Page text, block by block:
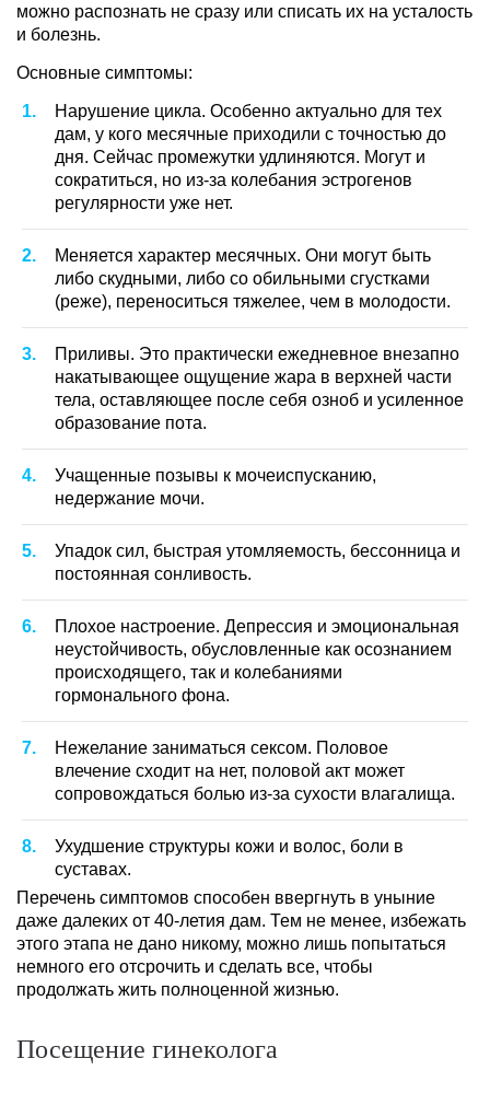
можно распознать не сразу или списать их на усталость
и болезнь.
Основные симптомы:
Нарушение цикла. Особенно актуально для тех
дам, у кого месячные приходили с точностью до
дня. Сейчас промежутки удлиняются. Могут и
сократиться, но из-за колебания эстрогенов
регулярности уже нет.
Меняется характер месячных. Они могут быть
либо скудными, либо со обильными сгустками
(реже), переноситься тяжелее, чем в молодости.
Приливы. Это практически ежедневное внезапно
накатывающее ощущение жара в верхней части
тела, оставляющее после себя озноб и усиленное
образование пота.
Учащенные позывы к мочеиспусканию,
недержание мочи.
Упадок сил, быстрая утомляемость, бессонница и
постоянная сонливость.
Плохое настроение. Депрессия и эмоциональная
неустойчивость, обусловленные как осознанием
происходящего, так и колебаниями
гормонального фона.
Нежелание заниматься сексом. Половое
влечение сходит на нет, половой акт может
сопровождаться болью из-за сухости влагалища.
Ухудшение структуры кожи и волос, боли в
суставах.
Перечень симптомов способен ввергнуть в уныние
даже далеких от 40-летия дам. Тем не менее, избежать
этого этапа не дано никому, можно лишь попытаться
немного его отсрочить и сделать все, чтобы
продолжать жить полноценной жизнью.
Посещение гинеколога